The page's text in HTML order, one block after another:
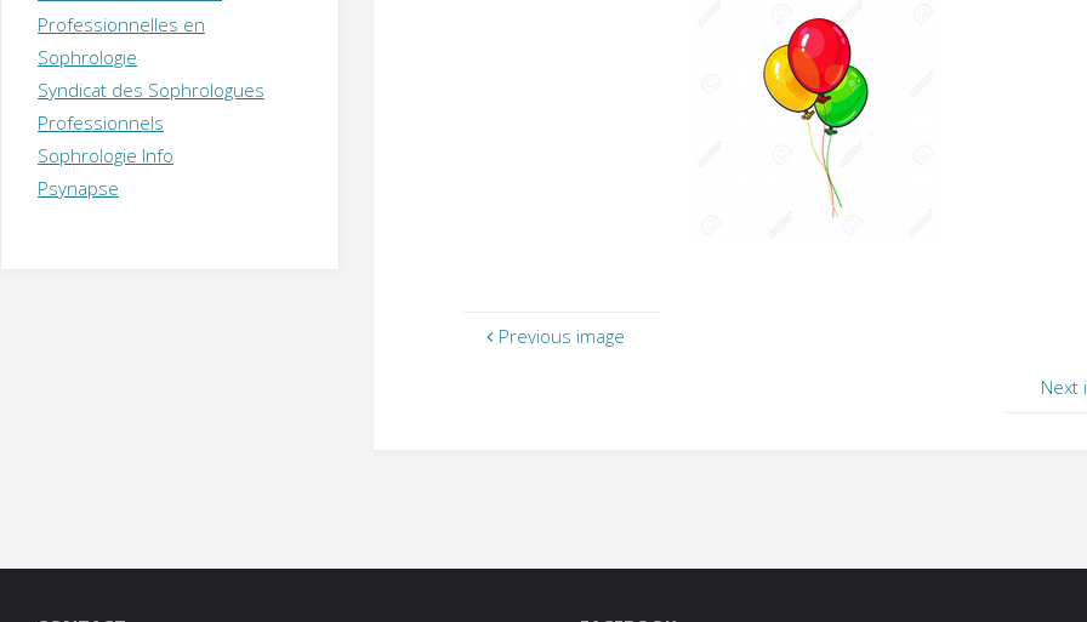
Previous image
Next
Professionnelles en
Sophrologie
Syndicat des Sophrologues
Professionnels
Sophrologie Info
Psynapse